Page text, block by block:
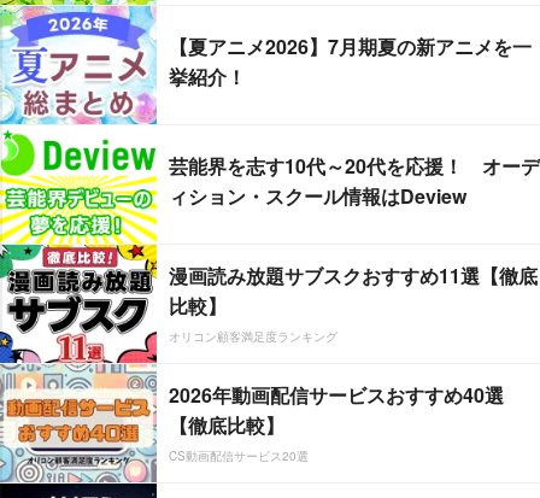
【夏アニメ2026】7月期夏の新アニメを一
挙紹介！
芸能界を志す10代～20代を応援！ オーデ
ィション・スクール情報はDeview
漫画読み放題サブスクおすすめ11選【徹底
比較】
オリコン顧客満足度ランキング
2026年動画配信サービスおすすめ40選
【徹底比較】
CS動画配信サービス20選